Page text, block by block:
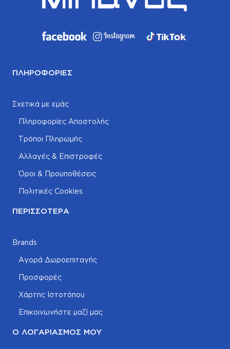
ΠΛΗΡΟΦΟΡΊΕΣ
Σχετικά με εμάς
Πληροφορίες Αποστολής
Τρόποι Πληρωμής
Αλλαγές & Επιστροφές
Όροι & Προυποθέσεις
Πολιτικές Cookies
ΠΕΡΙΣΣΌΤΕΡΑ
Brands
Αγορά Δωροεπιταγής
Προσφορές
Χάρτης Ιστοτόπου
Επικοινωνήστε μαζί μας
Ο ΛΟΓΑΡΙΑΣΜΌΣ ΜΟΥ